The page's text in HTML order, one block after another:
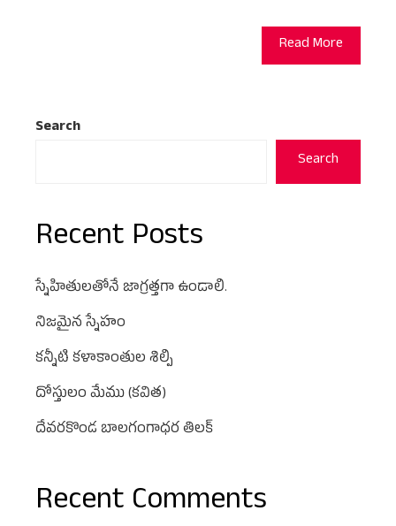
Read More
Search
Search
Recent Posts
స్నేహితులతోనే జాగ్రత్తగా ఉండాలి.
నిజమైన స్నేహం
కన్నీటి కళాకాంతుల శిల్పి
దోస్తులం మేము (కవిత)
దేవరకొండ బాలగంగాధర తిలక్
Recent Comments